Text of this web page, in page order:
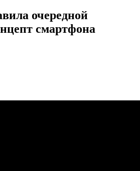
очередной
смартфона